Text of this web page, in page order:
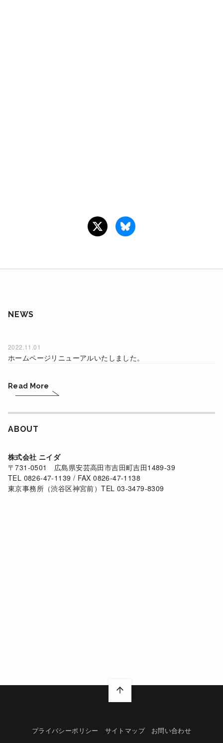
NEWS
2022.11.01
ホームページリニューアルいたしました。
Read More
ABOUT
株式会社 ニイダ
〒731-0501 広島県安芸高田市吉田町吉田1489-39
TEL 0826-47-1139 / FAX 0826-47-1138
東京事務所（渋谷区神宮前）TEL 03-3479-8309
プライバシーポリシー サイトマップ お問い合わせ